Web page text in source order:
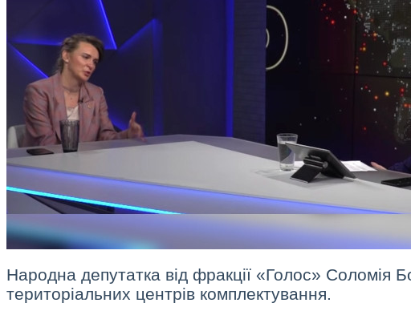
Народна депутатка від фракції «Голос» Соломія
територіальних центрів комплектування.